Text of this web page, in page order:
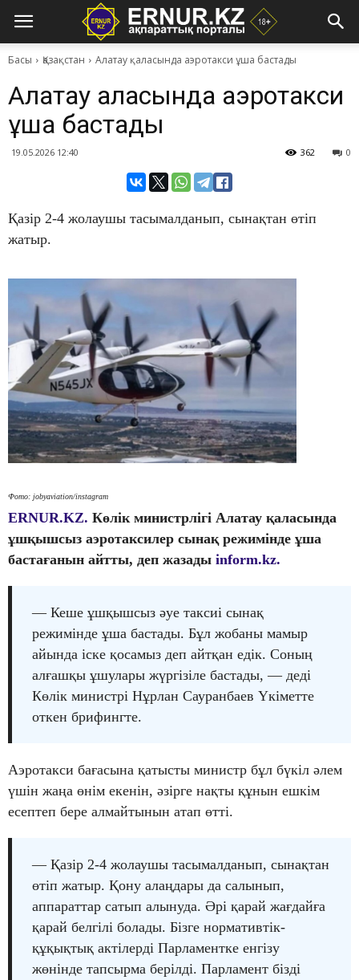
Басы Қазақстан Алатау қаласында аэротакси ұша бастады
Алатау қаласында аэротакси
ұша бастады
19.05.2026 12:40 0
362
Қазір 2-4 жолаушы тасымалданып, сынақтан өтіп
жатыр.
Фото: jobyaviation/instagram
ERNUR.KZ. Көлік министрлігі Алатау қаласында
ұшқышсыз аэротаксилер сынақ режимінде ұша
бастағанын айтты, деп жазады inform.kz.
— Кеше ұшқышсыз әуе таксиі сынақ
режимінде ұша бастады. Бұл жобаны мамыр
айында іске қосамыз деп айтқан едік. Соның
алғашқы ұшулары жүргізіле бастады, — деді
Көлік министрі Нұрлан Сауранбаев Үкіметте
откен брифингте.
Аэротакси бағасына қатысты министр бұл бүкіл әлем
үшін жаңа өнім екенін, әзірге нақты құнын ешкім
есептеп бере алмайтынын атап өтті.
— Қазір 2-4 жолаушы тасымалданып, сынақтан
өтіп жатыр. Қону алаңдары да салынып,
аппараттар сатып алынуда. Әрі қарай жағдайға
қарай белгілі болады. Бізге нормативтік-
құқықтық актілерді Парламентке енгізу
жөнінде тапсырма берілді. Парламент бізді